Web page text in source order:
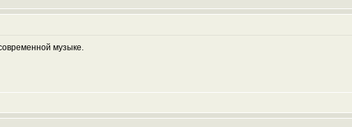
музыке.